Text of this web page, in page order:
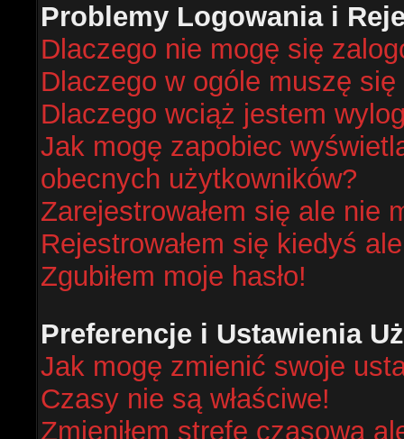
Problemy Logowania i
Dlaczego nie mogę się
Dlaczego w ogóle muszę
Dlaczego wciąż jestem
Jak mogę zapobiec
obecnych użytkowników?
Zarejestrowałem się ale nie
Rejestrowałem się kiedyś
Zgubiłem moje hasło!
Preferencje i Ustawienia
Jak mogę zmienić swoje
Czasy nie są właściwe!
Zmieniłem strefę czasową